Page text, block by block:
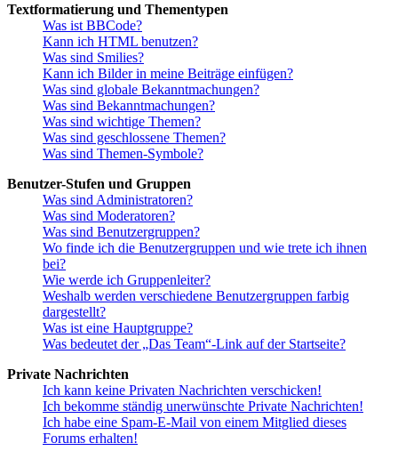
Textformatierung und Thementypen
Was ist BBCode?
Kann ich HTML benutzen?
Was sind Smilies?
Kann ich Bilder in meine Beiträge einfügen?
Was sind globale Bekanntmachungen?
Was sind Bekanntmachungen?
Was sind wichtige Themen?
Was sind geschlossene Themen?
Was sind Themen-Symbole?
Benutzer-Stufen und Gruppen
Was sind Administratoren?
Was sind Moderatoren?
Was sind Benutzergruppen?
Wo finde ich die Benutzergruppen und wie trete ich ihnen
bei?
Wie werde ich Gruppenleiter?
Weshalb werden verschiedene Benutzergruppen farbig
dargestellt?
Was ist eine Hauptgruppe?
Was bedeutet der „Das Team“-Link auf der Startseite?
Private Nachrichten
Ich kann keine Privaten Nachrichten verschicken!
Ich bekomme ständig unerwünschte Private Nachrichten!
Ich habe eine Spam-E-Mail von einem Mitglied dieses
Forums erhalten!